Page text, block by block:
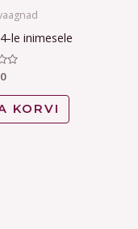
le inimesele
KORVI